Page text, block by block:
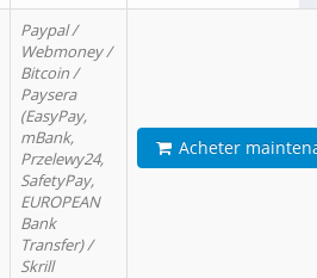
Paypal /
Webmoney /
Bitcoin /
Paysera
(EasyPay,
mBank,
Przelewy24,
SafetyPay,
EUROPEAN
Bank
Transfer) /
Skrill
Acheter